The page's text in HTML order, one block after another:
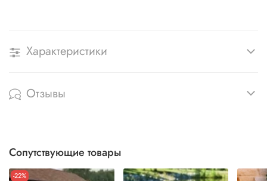
Характеристики
Отзывы
Сопутствующие товары
-22%